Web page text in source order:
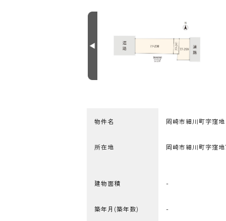
物件名 岡崎市細川町字窪地
所在地 岡崎市細川町字窪地
建物面積 -
築年月(築年数) -